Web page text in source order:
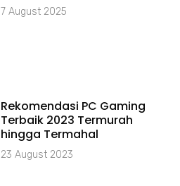
7 August 2025
Rekomendasi PC Gaming
Terbaik 2023 Termurah
hingga Termahal
23 August 2023